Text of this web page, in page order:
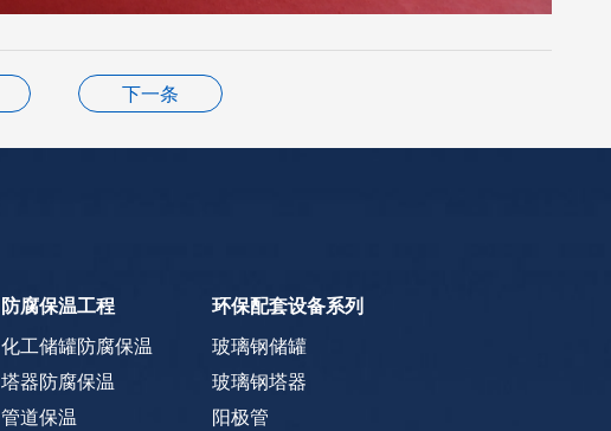
下一条
防腐保温工程
化工储罐防腐保温
塔器防腐保温
管道保温
环保配套设备系列
玻璃钢储罐
玻璃钢塔器
阳极管